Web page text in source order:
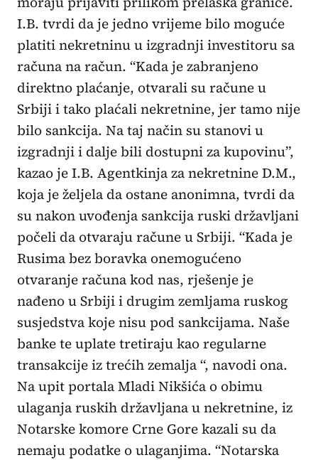
I.B. tvrdi da je jedno vrijeme bilo moguće
platiti nekretninu u izgradnji investitoru sa
računa na račun. “Kada je zabranjeno
direktno plaćanje, otvarali su račune u
Srbiji i tako plaćali nekretnine, jer tamo nije
bilo sankcija. Na taj način su stanovi u
izgradnji i dalje bili dostupni za kupovinu”,
kazao je I.B. Agentkinja za nekretnine D.M.,
koja je željela da ostane anonimna, tvrdi da
su nakon uvođenja sankcija ruski državljani
počeli da otvaraju račune u Srbiji. “Kada je
Rusima bez boravka onemogućeno
otvaranje računa kod nas, rješenje je
nađeno u Srbiji i drugim zemljama ruskog
susjedstva koje nisu pod sankcijama. Naše
banke te uplate tretiraju kao regularne
transakcije iz trećih zemalja “, navodi ona.
Na upit portala Mladi Nikšića o obimu
ulaganja ruskih državljana u nekretnine, iz
Notarske komore Crne Gore kazali su da
nemaju podatke o ulaganjima. “Notarska